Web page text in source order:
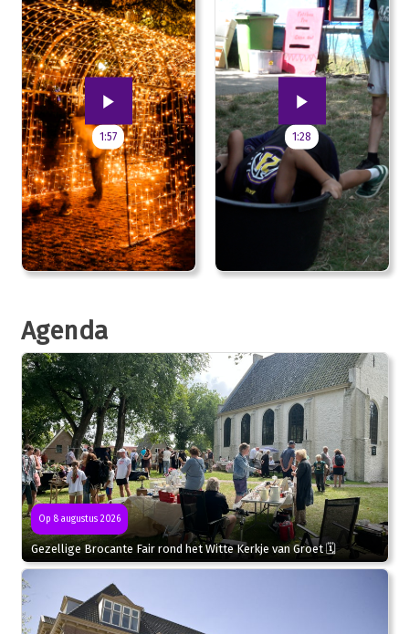
1:57 1:28
Agenda
Op 8 augustus 2026
Gezellige Brocante Fair rond het Witte Kerkje van Groet 🗓